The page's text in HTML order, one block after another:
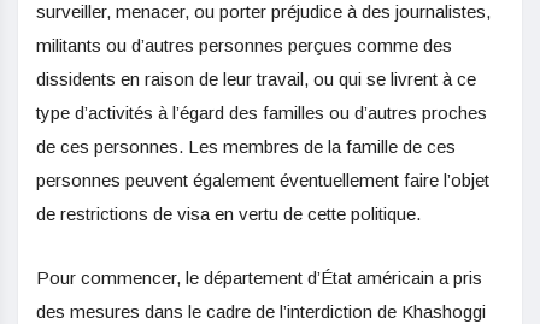
surveiller, menacer, ou porter préjudice à des journalistes,
militants ou d’autres personnes perçues comme des
dissidents en raison de leur travail, ou qui se livrent à ce
type d’activités à l’égard des familles ou d’autres proches
de ces personnes. Les membres de la famille de ces
personnes peuvent également éventuellement faire l’objet
de restrictions de visa en vertu de cette politique.
Pour commencer, le département d’État américain a pris
des mesures dans le cadre de l’interdiction de Khashoggi